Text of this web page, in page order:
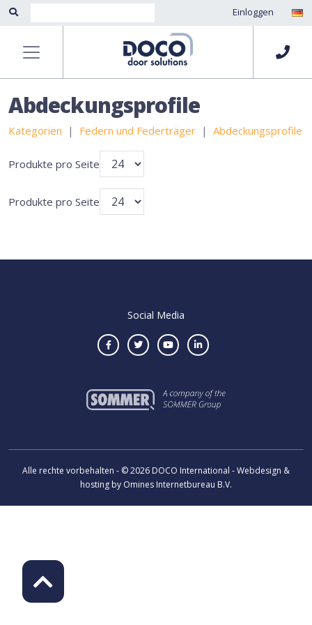
Einloggen
Abdeckungsprofile
Kategorien Federn und Federträger Abdeckungsprofile
Produkte pro Seite
Produkte pro Seite
Social Media
Alle rechte vorbehalten - © 2026 DOCO International - Webdesign &
hosting by Omines Internetbureau B.V.